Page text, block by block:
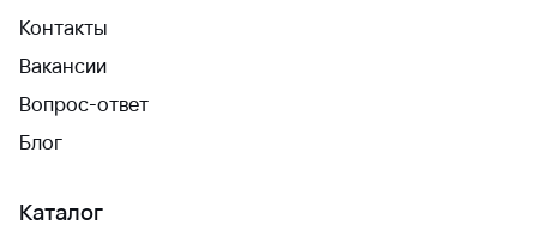
Контакты
Вакансии
Вопрос-ответ
Блог
Каталог